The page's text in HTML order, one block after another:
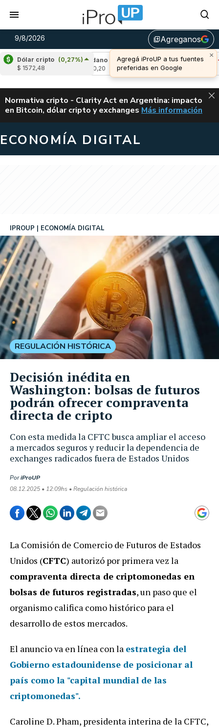
9/8/2026 library_addAgreganos
×
Agregá iProUP a tus fuentes
preferidas en Google
Dólar cripto (0,27%)
$ 1572,48
Cardano
(-0,87%)
u$s 0,20
Avalanche
(-
u$s 6,49
ALERTA
Normativa cripto - Clarity Act en Argentina: impacto
en Bitcoin, dólar cripto y exchanges CLARITY ACT EN
Más información
ECONOMÍA DIGITAL
Con esta medida la CFTC busca ampliar el acceso
a mercados seguros y reducir la dependencia de
exchanges radicados fuera de Estados Unidos
IPROUP ECONOMÍA DIGITAL
PoriProUP
08.12.2025 • 12:09hs • Regulación histórica
REGULACIÓN HISTÓRICA
Decisión inédita en
Washington: bolsas de futuros
podrán ofrecer compraventa
directa de cripto
La Comisión de Comercio de Futuros de Estados
Unidos (CFTC) autorizó por primera vez la
compraventa directa de criptomonedas en
bolsas de futuros registradas, un paso que el
organismo califica como histórico para el
desarrollo de estos mercados.
El anuncio va en línea con la estrategia del
Gobierno estadounidense de posicionar al
país como la "capital mundial de las
criptomonedas".
Caroline D. Pham, presidenta interina de la CFTC,